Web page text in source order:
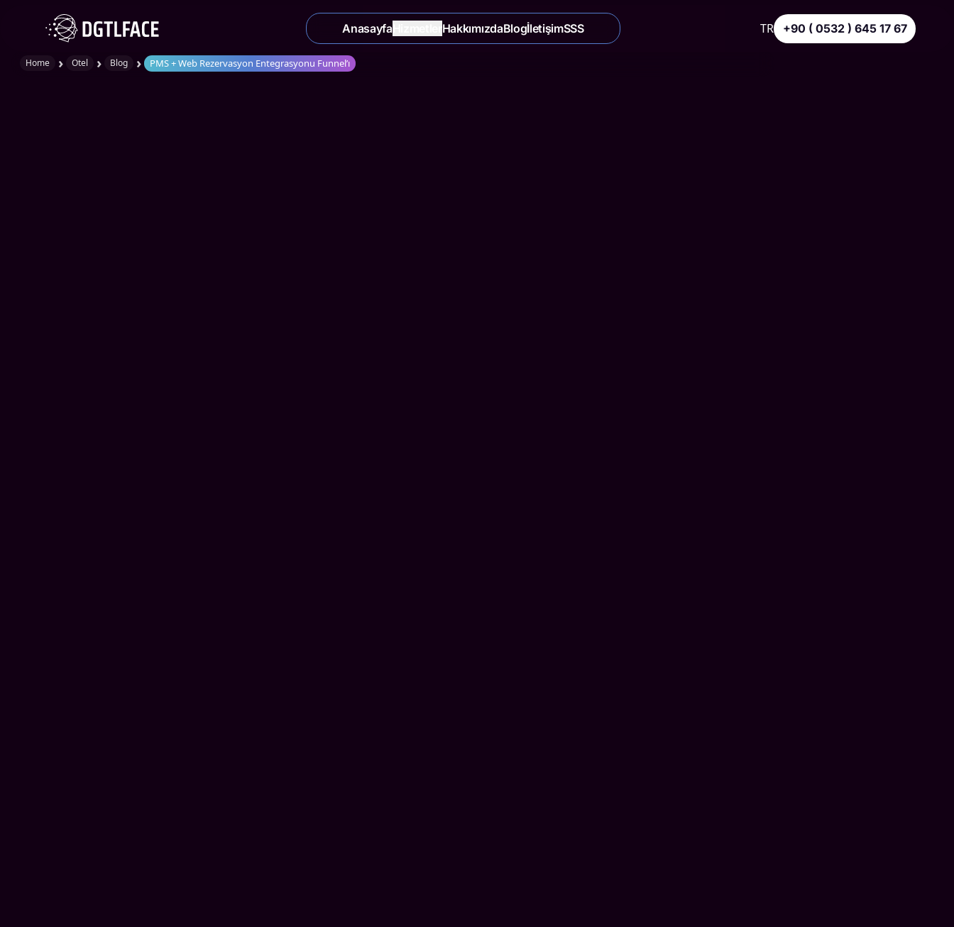
AnasayfaHizmetler HakkımızdaBlogİletişimSSS TR +90 ( 0532 ) 645 17 67
Home › Otel › Blog › PMS + Web Rezervasyon Entegrasyonu Funnel’ı